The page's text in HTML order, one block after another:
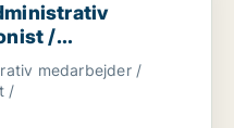
/
medarbejder /
/